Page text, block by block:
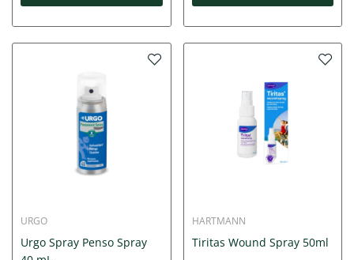
URGO
Urgo Spray Penso Spray
HARTMANN
Tiritas Wound Spray 50ml